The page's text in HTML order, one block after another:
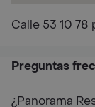
Calle 53 10 78
Preguntas
¿Panorama